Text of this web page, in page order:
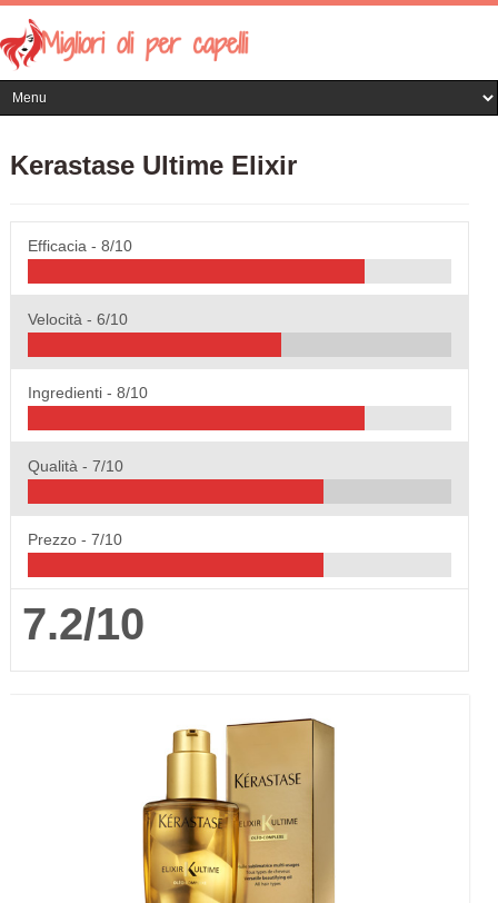
Kerastase Ultime Elixir
Efficacia - 8/10
Velocità - 6/10
Ingredienti - 8/10
Qualità - 7/10
Prezzo - 7/10
7.2/10